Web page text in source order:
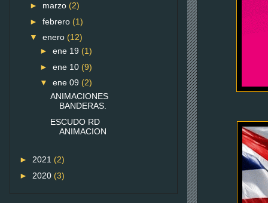
► marzo (2)
► febrero (1)
▼ enero (12)
► ene 19 (1)
► ene 10 (9)
▼ ene 09 (2)
ANIMACIONES
BANDERAS.
ESCUDO RD
ANIMACION
► 2021 (2)
► 2020 (3)